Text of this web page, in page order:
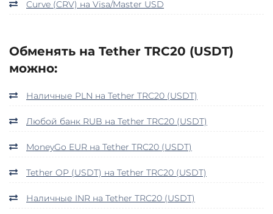
Curve (CRV) на Visa/Master USD
Обменять на Tether TRC20 (USDT)
можно:
Наличные PLN на Tether TRC20 (USDT)
Любой банк RUB на Tether TRC20 (USDT)
MoneyGo EUR на Tether TRC20 (USDT)
Tether OP (USDT) на Tether TRC20 (USDT)
Наличные INR на Tether TRC20 (USDT)